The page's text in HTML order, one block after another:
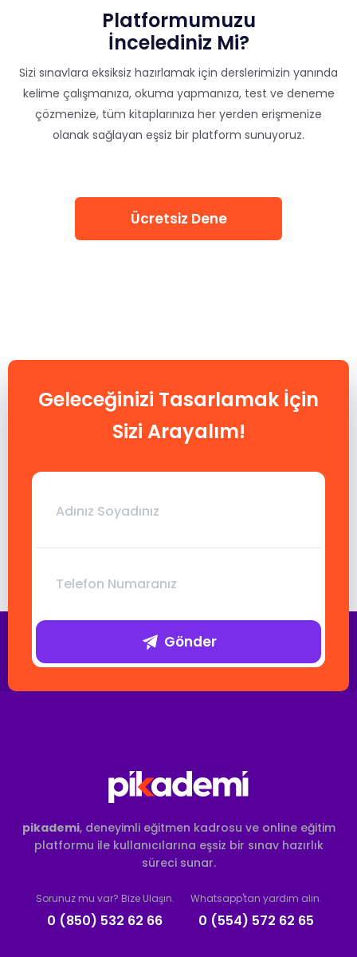
Platformumuzu
İncelediniz Mi?
Sizi sınavlara eksiksiz hazırlamak için derslerimizin yanında
kelime çalışmanıza, okuma yapmanıza, test ve deneme
çözmenize, tüm kitaplarınıza her yerden erişmenize
olanak sağlayan eşsiz bir platform sunuyoruz.
Ücretsiz Dene
Geleceğinizi Tasarlamak İçin
Sizi Arayalım!
Gönder
pikademi, deneyimli eğitmen kadrosu ve online eğitim
platformu ile kullanıcılarına eşsiz bir sınav hazırlık
süreci sunar.
Sorunuz mu var? Bize Ulaşın.
0 (850) 532 62 66
Whatsapp'tan yardım alın.
0 (554) 572 62 65